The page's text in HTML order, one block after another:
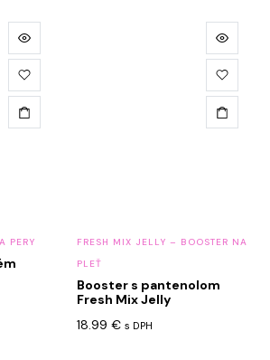
PERY
FRESH MIX JELLY – BOOSTER NA
PLEŤ
Booster s pantenolom
Fresh Mix Jelly
18.99 € s DPH